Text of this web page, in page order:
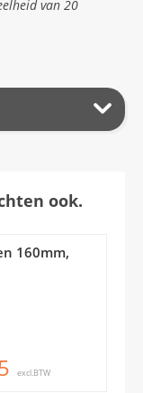
van 20
ook.
160mm,
excl.BTW